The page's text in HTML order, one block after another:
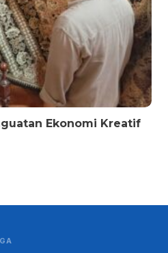
Ekonomi Kreatif